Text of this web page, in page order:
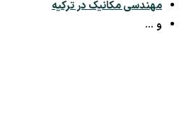
مهندسی مکانیک در ترکیه
و …